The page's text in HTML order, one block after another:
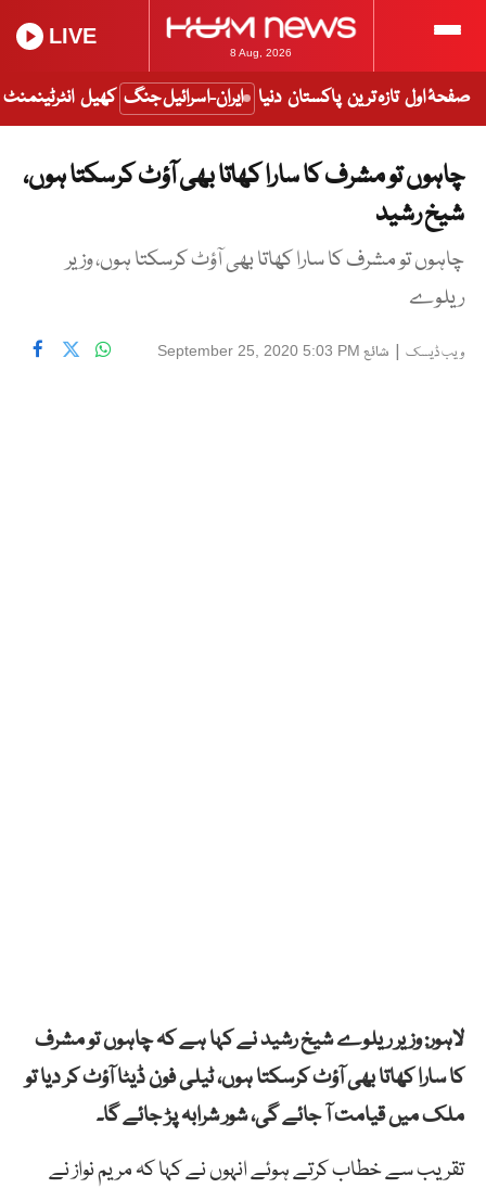
8 Aug, 2026
LIVE
صفحۂ اول تازہ ترین پاکستان دنیا ایران-اسرائیل جنگ کھیل انٹرٹینمنٹ
چاہوں تو مشرف کا سارا کھاتا بھی آؤٹ کرسکتا ہوں،
شیخ رشید
چاہوں تو مشرف کا سارا کھاتا بھی آؤٹ کرسکتا ہوں، وزیر
ریلوے
ویب ڈیسک | شائع September 25, 2020 5:03 PM
لاہور: وزیر ریلوے شیخ رشید نے کہا ہے کہ چاہوں تو مشرف
کا سارا کھاتا بھی آؤٹ کرسکتا ہوں،ٹیلی فون ڈیٹا آؤٹ کر دیا تو
ملک میں قیامت آ جائے گی، شور شرابہ پڑ جائے گا۔
تقریب سے خطاب کرتے ہوئے انہوں نے کہا کہ مریم نواز نے